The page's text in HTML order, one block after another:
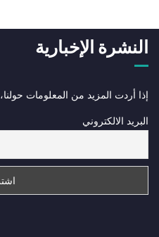
النشرة الإخبارية
إذا أردت المزيد من المعلومات
البريد الالكتروني